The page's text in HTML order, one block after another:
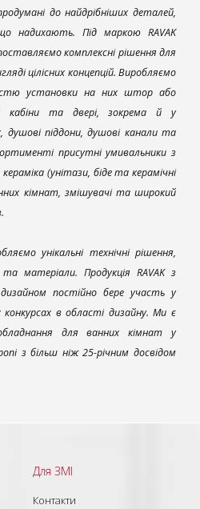
до найдрібніших деталей,
надихають. Під маркою RAVAK
комплексні рішення для
цілісних концепцій. Виробляємо
установки на них штор або
кабіни та двері, зокрема й у
душові піддони, душові канали та
присутні умивальники з
(унітази, біде та керамічні
кімнат, змішувачі та широкий
унікальні технічні рішення,
матеріали. Продукція RAVAK з
постійно бере участь у
в області дизайну. Ми є
для ванних кімнат у
з більш ніж 25-річним досвідом
Для ЗМІ
Контакти